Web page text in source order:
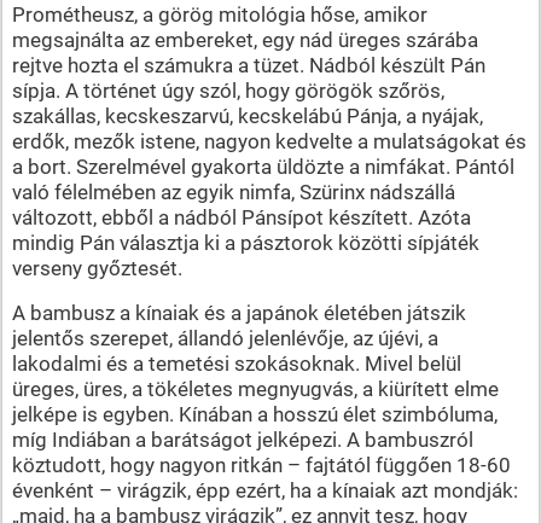
Prométheusz, a görög mitológia hőse, amikor
megsajnálta az embereket, egy nád üreges szárába
rejtve hozta el számukra a tüzet. Nádból készült Pán
sípja. A történet úgy szól, hogy görögök szőrös,
szakállas, kecskeszarvú, kecskelábú Pánja, a nyájak,
erdők, mezők istene, nagyon kedvelte a mulatságokat és
a bort. Szerelmével gyakorta üldözte a nimfákat. Pántól
való félelmében az egyik nimfa, Szürinx nádszállá
változott, ebből a nádból Pánsípot készített. Azóta
mindig Pán választja ki a pásztorok közötti sípjáték
verseny győztesét.
A bambusz a kínaiak és a japánok életében játszik
jelentős szerepet, állandó jelenlévője, az újévi, a
lakodalmi és a temetési szokásoknak. Mivel belül
üreges, üres, a tökéletes megnyugvás, a kiürített elme
jelképe is egyben. Kínában a hosszú élet szimbóluma,
míg Indiában a barátságot jelképezi. A bambuszról
köztudott, hogy nagyon ritkán – fajtától függően 18-60
évenként – virágzik, épp ezért, ha a kínaiak azt mondják:
„majd, ha a bambusz virágzik”, ez annyit tesz, hogy